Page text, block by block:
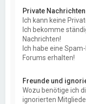
Private Nachrichten
Ich kann keine
Ich bekomme
Nachrichten!
Ich habe eine
Forums erhalten!
Freunde und
Wozu benötige ich
ignorierten